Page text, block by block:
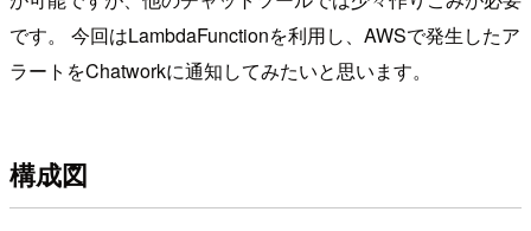
です。 今回はLambdaFunctionを利用し、AWSで発生したア
ラートをChatworkに通知してみたいと思います。
構成図